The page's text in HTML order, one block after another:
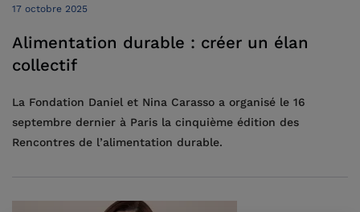
17 octobre 2025
Alimentation durable : créer un élan
collectif
La Fondation Daniel et Nina Carasso a organisé le 16
septembre dernier à Paris la cinquième édition des
Rencontres de l’alimentation durable.